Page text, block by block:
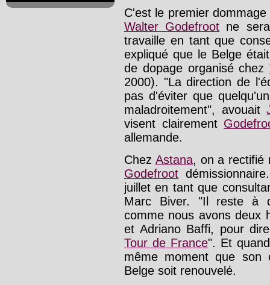
C'est le premier
Walter Godefroot ne
travaille en tant que
expliqué que le Belge
de dopage organisé chez
2000). "La direction de
pas d'éviter que
maladroitement", avouait
visent clairement
allemande.
Chez Astana, on a rectifié
Godefroot
juillet en tant que
Marc Biver. "Il reste à
comme nous avons deux
et Adriano Baffi, pour
Tour de France". Et
même moment que
Belge soit renouvelé.